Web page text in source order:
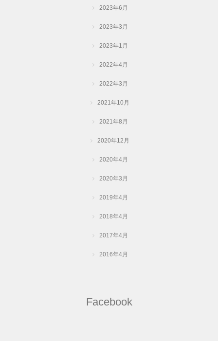
2023年6月
2023年3月
2023年1月
2022年4月
2022年3月
2021年10月
2021年8月
2020年12月
2020年4月
2020年3月
2019年4月
2018年4月
2017年4月
2016年4月
Facebook